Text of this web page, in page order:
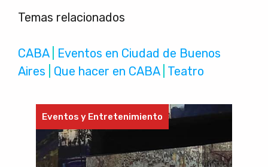
Temas relacionados
CABA | Eventos en Ciudad de Buenos
Aires
Que hacer en CABA | Teatro
Eventos y Entretenimiento